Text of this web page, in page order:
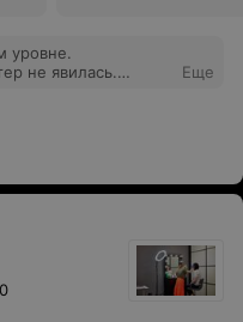
уровне.
не явилась.
много
Еще